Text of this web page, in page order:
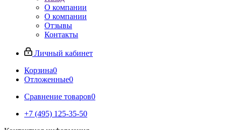
О компании
О компании
Отзывы
Контакты
Личный кабинет
Корзина0
Отложенные0
Сравнение товаров0
+7 (495) 125-35-50